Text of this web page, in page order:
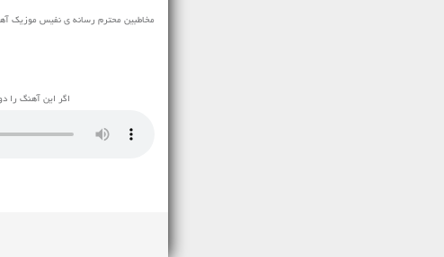
مخاطبین محترم رسانه ی نفیس موزیک
اگر این آهنگ را